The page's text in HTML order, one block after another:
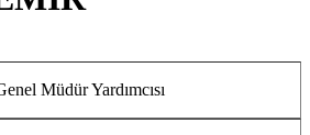
Müdür Yardımcısı